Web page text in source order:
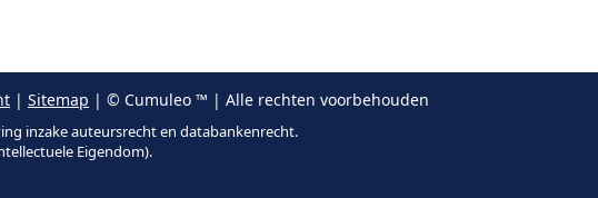
| Sitemap | © Cumuleo ™ | Alle rechten voorbehouden
inzake auteursrecht en databankenrecht.
Eigendom).